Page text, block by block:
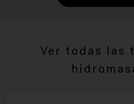
Ver todas las